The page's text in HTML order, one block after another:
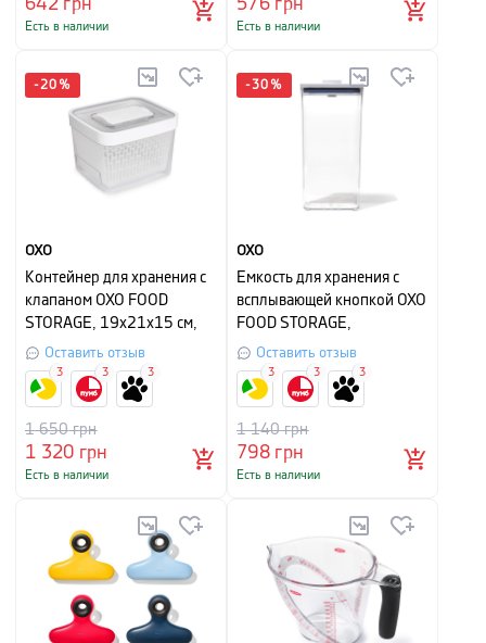
642 грн
Есть в наличии
576грн
Есть в наличии
-20 %
OXO
Контейнер для хранения с
клапаном OXO FOOD
STORAGE, 19х21х15 см,
белый
Оставить отзыв
1 320 грн
1 650грн
Есть в наличии
3 3 3
-30 %
OXO
Емкость для хранения с
всплывающей кнопкой OXO
FOOD STORAGE,
16х10,5х32 см, объем 3,5
л, прозрачный с белым
Оставить отзыв
798грн
1 140грн
Есть в наличии
3 3 3